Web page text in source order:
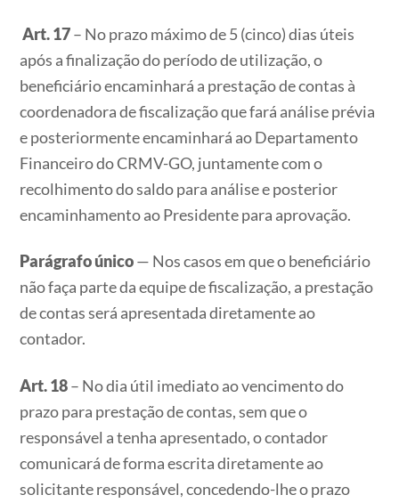
Art. 17– No prazo máximo de 5 (cinco) dias úteis
após a finalização do período de utilização, o
beneficiário encaminhará a prestação de contas à
coordenadora de fiscalização que fará análise prévia
e posteriormente encaminhará ao Departamento
Financeiro do CRMV-GO, juntamente com o
recolhimento do saldo para análise e posterior
encaminhamento ao Presidente para aprovação.
Parágrafo único— Nos casos em que o beneficiário
não faça parte da equipe de fiscalização, a prestação
de contas será apresentada diretamente ao
contador.
Art. 18– No dia útil imediato ao vencimento do
prazo para prestação de contas, sem que o
responsável a tenha apresentado, o contador
comunicará de forma escrita diretamente ao
solicitante responsável, concedendo-lhe o prazo